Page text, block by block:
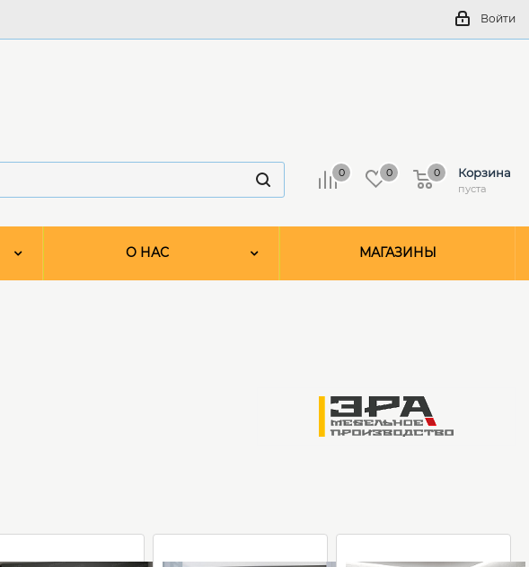
Войти
0 0 Корзина
пуста
0
О НАС МАГАЗИНЫ